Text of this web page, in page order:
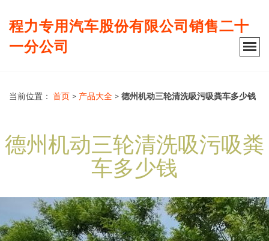
程力专用汽车股份有限公司销售二十
一分公司
当前位置： 首页 > 产品大全 > 德州机动三轮清洗吸污吸粪车多少钱
德州机动三轮清洗吸污吸粪
车多少钱